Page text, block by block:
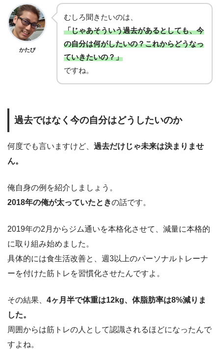
かたぴ
むしろ聞きたいのは、
「じゃあそういう過去があるとしても、今
の自分は何がしたいの？これからどうなっ
ていきたいの？」
ですね。
過去ではなく今の自分はどうしたいのか
何度でも言いますけど、 過去だけじゃ未来は決まりませ
ん。
俺自身の例を紹介しましょう。
2018年の俺が太っていたときの話です。
2019年の2月からジム通いを本格化させて、減量に本格的
に取り組み始めました。
具体的には食生活改善と、週3以上のパーソナルトレーナ
ーを付けた筋トレを習慣化させたんですよ。
その結果、 4ヶ月半で体重は12kg、体脂肪率は8%減りま
した。
周囲からは筋トレの人として認識されるほどになったんで
すよね。